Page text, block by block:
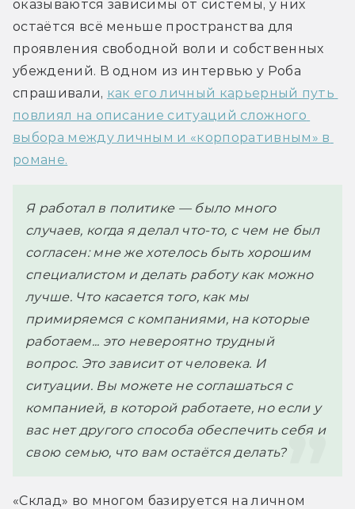
оказываются зависимы от системы, у них
остаётся всё меньше пространства для
проявления свободной воли и собственных
убеждений. В одном из интервью у Роба
спрашивали, как его личный карьерный путь
повлиял на описание ситуаций сложного
выбора между личным и «корпоративным» в
романе.
Я работал в политике — было много
случаев, когда я делал что-то, с чем не был
согласен: мне же хотелось быть хорошим
специалистом и делать работу как можно
лучше. Что касается того, как мы
примиряемся с компаниями, на которые
работаем... это невероятно трудный
вопрос. Это зависит от человека. И
ситуации. Вы можете не соглашаться с
компанией, в которой работаете, но если у
вас нет другого способа обеспечить себя и
свою семью, что вам остаётся делать?
«Склад» во многом базируется на личном